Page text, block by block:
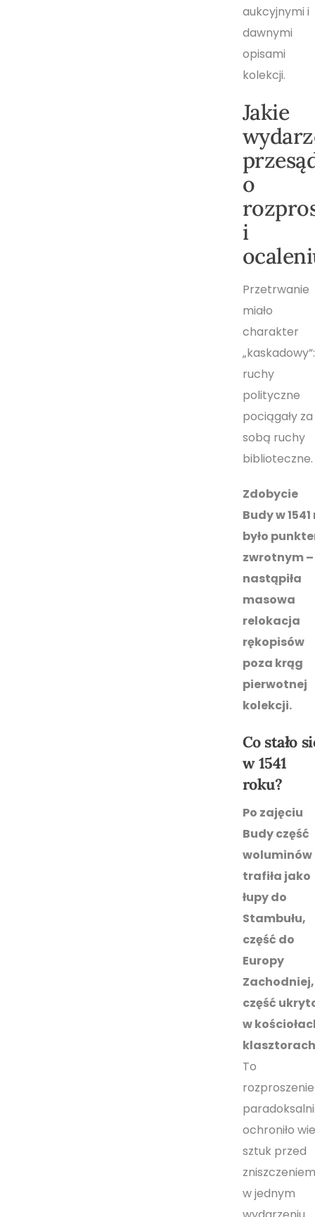
aukcyjnymi i
dawnymi
opisami
kolekcji.
Jakie
o
i
Przetrwanie
miało
charakter
„kaskadowy”:
ruchy
polityczne
pociągały za
sobą ruchy
biblioteczne.
Zdobycie
Budy w 1541
było
zwrotnym –
nastąpiła
masowa
relokacja
rękopisów
poza krąg
pierwotnej
kolekcji.
Co stało
w 1541
roku?
Po zajęciu
Budy część
woluminów
trafiła jako
łupy do
Stambułu,
część do
Europy
Zachodniej,
część
w
To
rozproszenie
ochroniło
sztuk przed
zniszczeniem
w jednym